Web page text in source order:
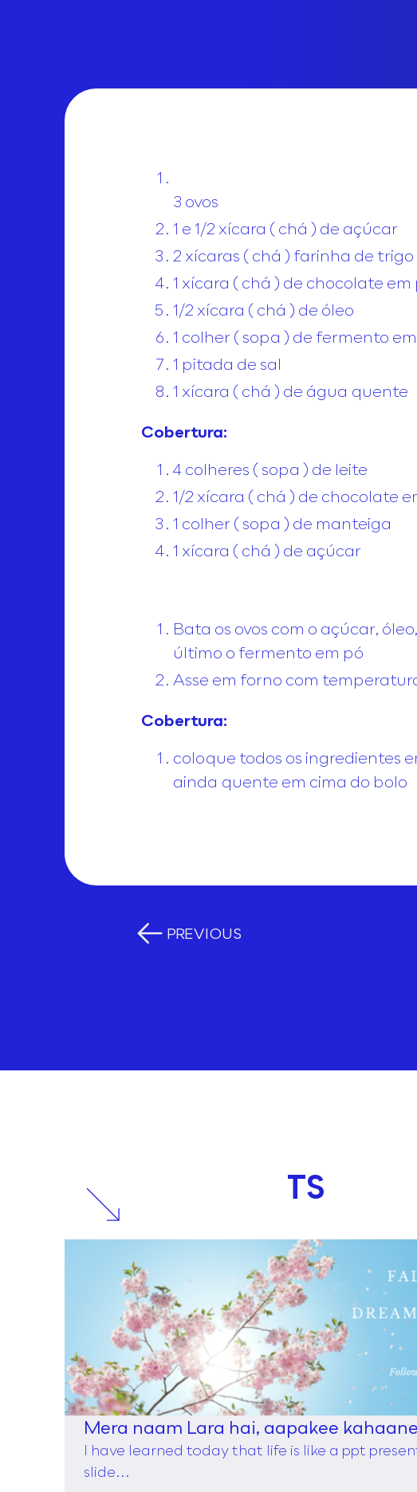
3 ovos
1 e 1/2 xícara ( chá ) de açúcar
2 xícaras ( chá ) farinha de trigo
1 xícara ( chá ) de chocolate
1/2 xícara ( chá ) de óleo
1 colher ( sopa ) de fermento
1 pitada de sal
1 xícara ( chá ) de água quente
Cobertura:
4 colheres ( sopa ) de leite
1/2 xícara ( chá ) de chocolate
1 colher ( sopa ) de manteiga
1 xícara ( chá ) de açúcar
Bata os ovos com o açúcar,
último o fermento em pó
Asse em forno com
Cobertura:
coloque todos os ingredientes
ainda quente em cima do bolo
PREVIOUS
RELATED POSTS
Mera naam Lara hai, aapakee
I have learned today that life is like a ppt
slide...